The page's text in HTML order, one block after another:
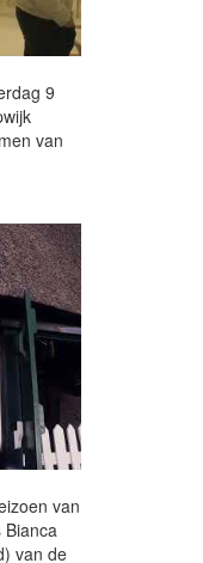
9
van
van
van de